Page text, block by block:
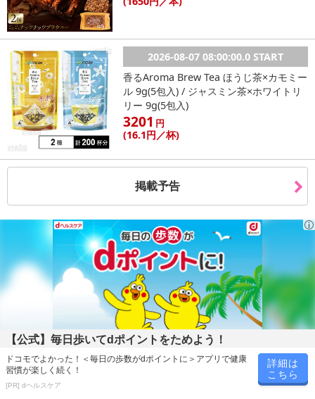
ポート成分の代表としても知られる「唐辛子抽出物」
・賞味期限：製造日より3年
・原産国（最終加工地）：日本
・原材料/材質/素材：
ユーグレナ(約6か月分/360粒)
・原材料/材質/素材：大麦若葉粉末、マルトース、植物醗酵エキ
ス末(デキストリン、糖類、野草、果実、野菜、海藻エキス)、ユーグ
レナ、クロレラ原末、/結晶セルロース、微粒二酸化ケイ素、ステア
リン酸カルシウム、チオクト酸、ビタミンC、抽出ビタミンE、ナイ
アシン、パントテン酸カルシウム、ビタミンB1、ビタミンB6、ビタ
ミンA、ビタミンB2、葉酸、ビタミンD、ビタミンB12(原料の一部
に小麦、大豆、やまいも、りんご、オレンジ、キウイ、バナナ、カ
シューナッツ、ゴマを含む)
・その他商品仕様：栄養成分表示：エネルギー:0.97kcal/たんぱく
質:0.022g/脂質:0.008g/炭水化物:0.202g/食塩相当量:0.001g未満
カッティングカロリート
・原材料/材質/素材：唐辛子末(国内製造)、赤唐辛子抽出物、白イ
ンゲン豆抽出物、杜仲茶、ウチワサボテン果汁末、キノコキトサ
ン、マルベリー抽出物、マルベリー末、雪茶、ウチワサボテン抽出
物、オリーブ葉抽出物/酸化マグネシウム、結晶セルロース、ショ糖
脂肪酸エステル、微粒二酸化ケイ素、ステアリン酸カルシウム、ビ
2026-08-07 08:00:00.0 START
香るAroma Brew Tea ほうじ茶×カモミー
ル 9g(5包入) / ジャスミン茶×ホワイトリ
リー 9g(5包入)
3201 円
(16.1円／杯)
掲載予告
【公式】毎日歩いてdポイントをためよう！
ドコモでよかった！＜毎日の歩数がdポイントに＞アプリで健康
習慣が楽しく続く！
[PR] dヘルスケア
詳細は
こちら